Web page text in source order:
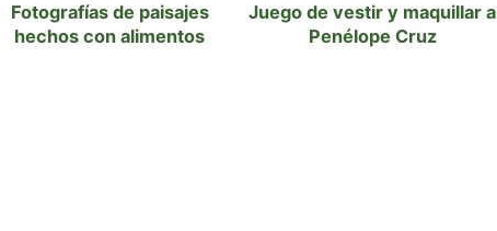
Fotografías de paisajes
hechos con alimentos
Juego de vestir y maquillar a
Penélope Cruz